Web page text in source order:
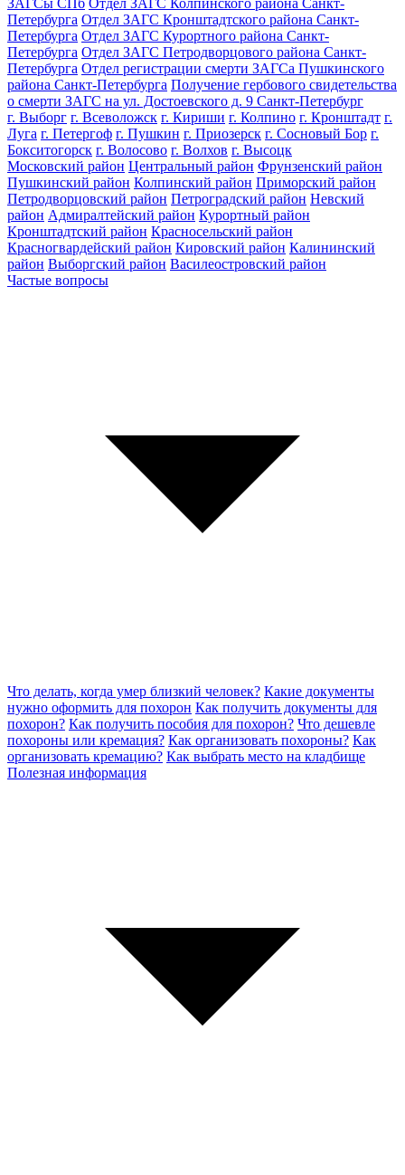
ЗАГСы СПб Отдел ЗАГС Колпинского района Санкт-
Петербурга Отдел ЗАГС Кронштадтского района Санкт-
Петербурга Отдел ЗАГС Курортного района Санкт-
Петербурга Отдел ЗАГС Петродворцового района Санкт-
Петербурга Отдел регистрации смерти ЗАГСа Пушкинского
района Санкт-Петербурга Получение гербового свидетельства
о смерти ЗАГС на ул. Достоевского д. 9 Санкт-Петербург
г. Выборг г. Всеволожск г. Кириши г. Колпино г. Кронштадт г.
Луга г. Петергоф г. Пушкин г. Приозерск г. Сосновый Бор г.
Бокситогорск г. Волосово г. Волхов г. Высоцк
Московский район Центральный район Фрунзенский район
Пушкинский район Колпинский район Приморский район
Петродворцовский район Петроградский район Невский
район Адмиралтейский район Курортный район
Кронштадтский район Красносельский район
Красногвардейский район Кировский район Калининский
район Выборгский район Василеостровский район
Частые вопросы
Что делать, когда умер близкий человек? Какие документы
нужно оформить для похорон Как получить документы для
похорон? Как получить пособия для похорон? Что дешевле
похороны или кремация? Как организовать похороны? Как
организовать кремацию? Как выбрать место на кладбище
Полезная информация